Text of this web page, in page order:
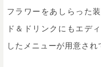
フラワーをあしらった
ド＆ドリンクにもエデ
したメニューが用意され